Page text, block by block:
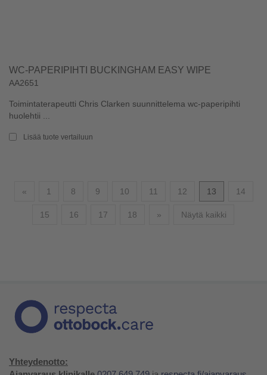
WC-PAPERIPIHTI BUCKINGHAM EASY WIPE
AA2651
Toimintaterapeutti Chris Clarken suunnittelema wc-paperipihti
huolehtii ...
Lisää tuote vertailuun
«Edellinen
1 8 9 10 11 12 13 14
15 16 17 18 » SeuraavaNäytä kaikki
Yhteydenotto: